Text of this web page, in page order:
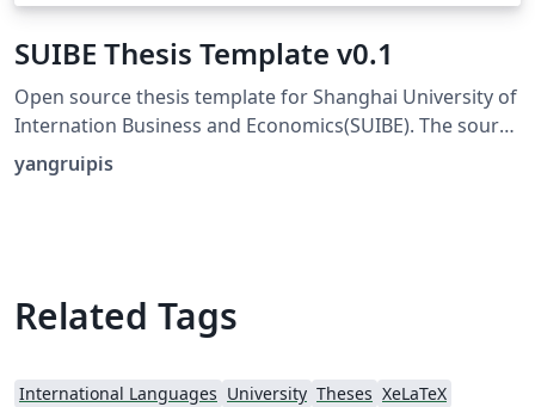
SUIBE Thesis Template v0.1
Open source thesis template for Shanghai University of
Internation Business and Economics(SUIBE). The source
is avaliable on my github page:
https://github.com/Yangruipis/SUIBEthesis 这是上海对
yangruipis
Related Tags
International Languages University Theses XeLaTeX